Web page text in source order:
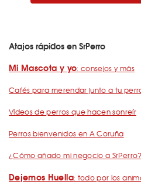
Atajos rápidos en SrPerro
Mi Mascota y yo: consejos y más
Cafés para merendar junto a tu
Vídeos de perros que hacen sonreír
Perros bienvenidos en A Coruña
¿Cómo añado mi negocio a SrPerro?
Dejemos Huella: todo por los